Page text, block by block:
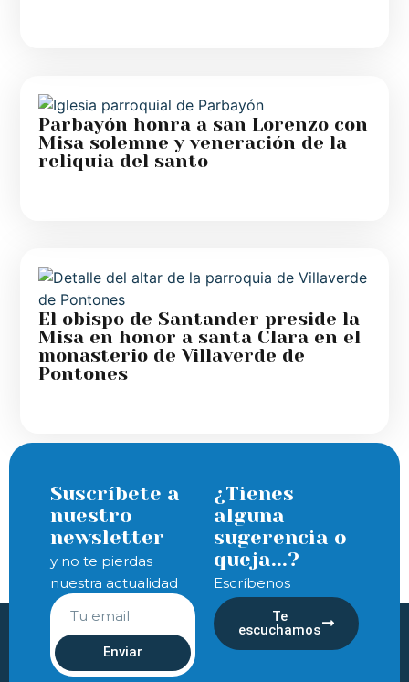
Parbayón honra a san Lorenzo con
Misa solemne y veneración de la
reliquia del santo
El obispo de Santander preside la
Misa en honor a santa Clara en el
monasterio de Villaverde de
Pontones
Suscríbete a
nuestro
newsletter
y no te pierdas
nuestra actualidad
Enviar
¿Tienes
alguna
sugerencia o
queja...?
Escríbenos
Te
escuchamos